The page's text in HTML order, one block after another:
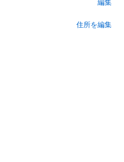
編集
住所を編集